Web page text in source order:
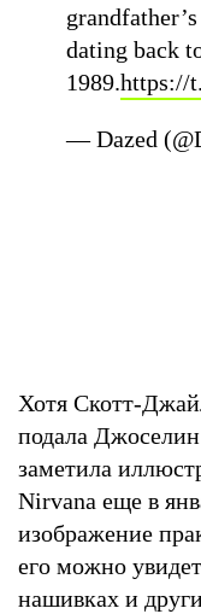
dating back
1989.https://
— Dazed
Хотя Скотт-
подала Джоселин
заметила
Nirvana еще в
изображение
его можно
нашивках и